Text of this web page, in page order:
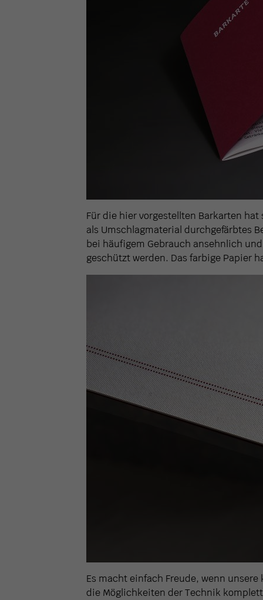
Für die hier vorgestellten Barkarten
als Umschlagmaterial durchgefärbtes
bei häufigem Gebrauch ansehnlich
geschützt werden. Das farbige Papier
Es macht einfach Freude, wenn
die Möglichkeiten der Technik